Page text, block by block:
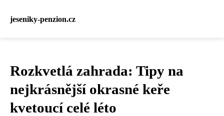
jeseniky-penzion.cz
Rozkvetlá zahrada: Tipy na
nejkrásnější okrasné keře
kvetoucí celé léto